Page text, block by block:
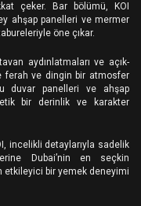
çeker. Bar bölümü, KOI
ahşap panelleri ve mermer
öne çıkar.
aydınlatmaları ve açık-
ferah ve dingin bir atmosfer
duvar panelleri ve ahşap
bir derinlik ve karakter
incelikli detaylarıyla sadelik
Dubai’nin en seçkin
etkileyici bir yemek deneyimi